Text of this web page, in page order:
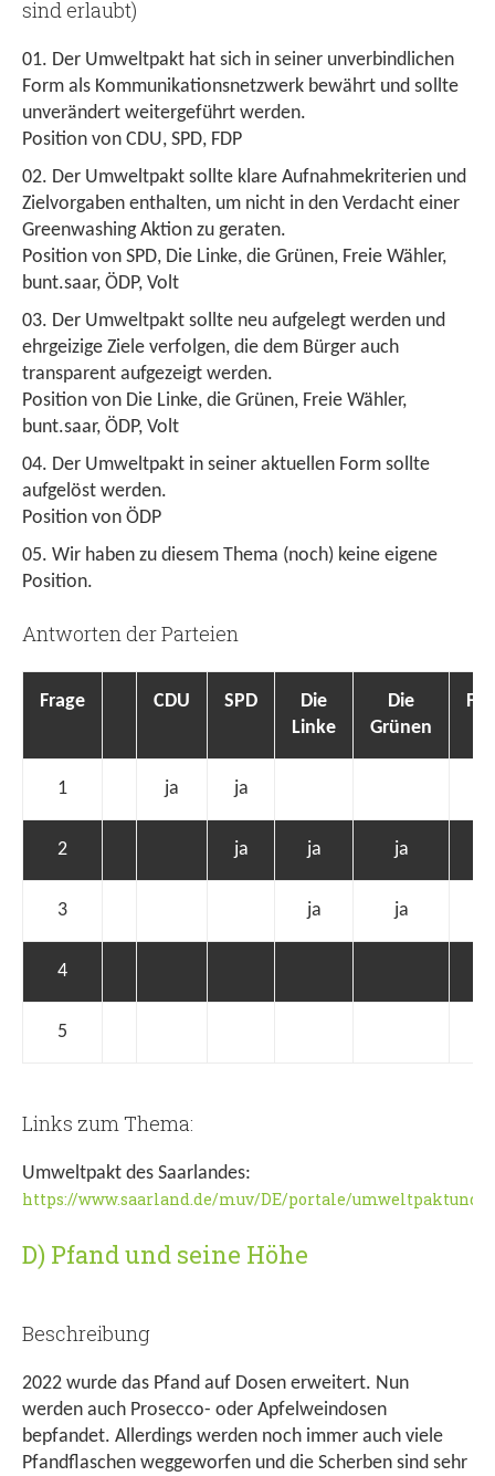
sind erlaubt)
Der Umweltpakt hat sich in seiner unverbindlichen
Form als Kommunikationsnetzwerk bewährt und sollte
unverändert weitergeführt werden.
Position von CDU, SPD, FDP
Der Umweltpakt sollte klare Aufnahmekriterien und
Zielvorgaben enthalten, um nicht in den Verdacht einer
Greenwashing Aktion zu geraten.
Position von SPD, Die Linke, die Grünen, Freie Wähler,
bunt.saar, ÖDP, Volt
Der Umweltpakt sollte neu aufgelegt werden und
ehrgeizige Ziele verfolgen, die dem Bürger auch
transparent aufgezeigt werden.
Position von Die Linke, die Grünen, Freie Wähler,
bunt.saar, ÖDP, Volt
Der Umweltpakt in seiner aktuellen Form sollte
aufgelöst werden.
Position von ÖDP
Wir haben zu diesem Thema (noch) keine eigene
Position.
Antworten der Parteien
Frage CDU SPD
Die
Linke
Die
Grünen
1 ja ja
2 ja ja ja
3 ja ja
4
5
Links zum Thema:
Umweltpakt des Saarlandes:
https://www.saarland.de/muv/DE/portale/
D) Pfand und seine Höhe
Beschreibung
2022 wurde das Pfand auf Dosen erweitert. Nun
werden auch Prosecco- oder Apfelweindosen
bepfandet. Allerdings werden noch immer auch viele
Pfandflaschen weggeworfen und die Scherben sind sehr